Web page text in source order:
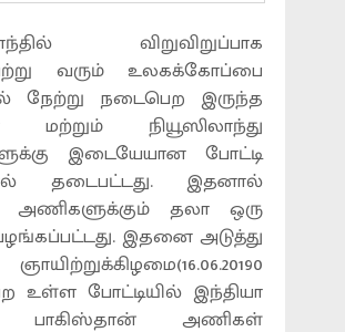
விறுவிறுப்பாக
வரும் உலகக்கோப்பை
நேற்று நடைபெற இருந்த
மற்றும் நியூஸிலாந்து
இடையேயான போட்டி
தடைபட்டது. இதனால்
அணிகளுக்கும் தலா ஒரு
இதனை அடுத்து
உள்ள போட்டியில் இந்தியா
பாகிஸ்தான் அணிகள்